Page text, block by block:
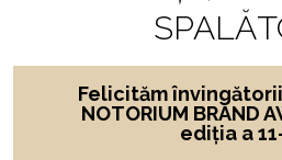
Felicităm
NOTORIUM BRAND
ediția a